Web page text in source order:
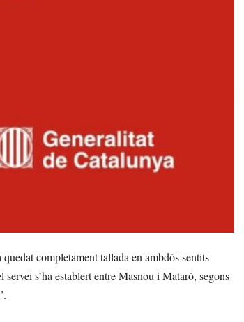
completament tallada en ambdós sentits
s’ha establert entre Masnou i Mataró, segons